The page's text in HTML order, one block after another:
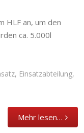
HLF an, um den
ca. 5.000l
, Einsatzabteilung,
Mehr lesen…